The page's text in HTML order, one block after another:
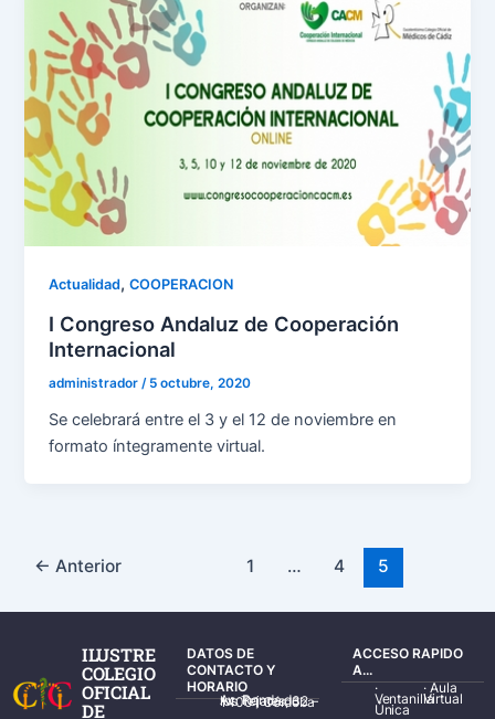
Actualidad,COOPERACION
I Congreso Andaluz de Cooperación
Internacional
administrador/ 5 octubre, 2020
Se celebrará entre el 3 y el 12 de noviembre en
formato íntegramente virtual.
← Anterior 1 … 4 5
ILUSTRE
COLEGIO
OFICIAL
DE
DATOS DE
CONTACTO Y
HORARIO
Av. Ronda de los Tejares, 32 – 14001 Córdoba
ACCESO RAPIDO
A...
·
Ventanilla
Única
·Aula
Virtual